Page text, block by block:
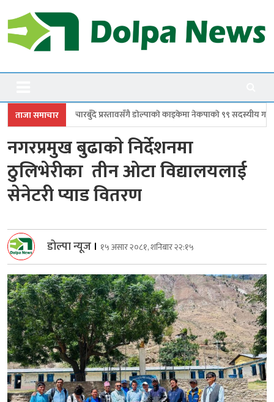
to
content
Dolpanews
ताजा समाचार
प्रस्तावसँगै डाेल्पाकाे काइकेमा नेकपाकाे ९९ सदस्यीय गाउँ समिति गठन
नगरप्रमुख बुढाकाे निर्देशनमा
ठुलिभेरीका तीन ओटा विद्यालयलाई
सेनेटरी प्याड वितरण
डोल्पा न्यूज । १५ असार २०८१, शनिबार २२:१५